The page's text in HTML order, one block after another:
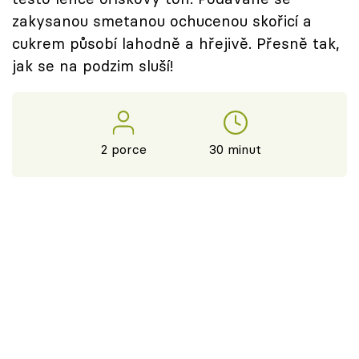
zakysanou smetanou ochucenou skořicí a
cukrem působí lahodně a hřejivě. Přesně tak,
jak se na podzim sluší!
2 porce 30 minut